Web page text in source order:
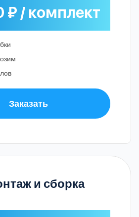
₽ / комплект
Заказать
и сборка